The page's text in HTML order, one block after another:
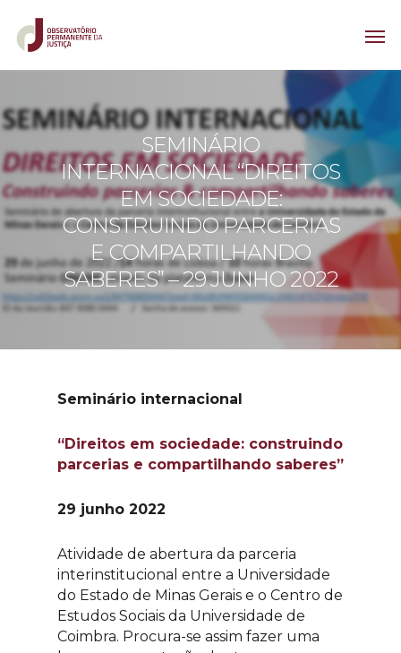
SEMINÁRIO
INTERNACIONAL “DIREITOS
EM SOCIEDADE:
CONSTRUINDO PARCERIAS
E COMPARTILHANDO
SABERES” – 29 JUNHO 2022
Seminário internacional
“Direitos em sociedade: construindo
parcerias e compartilhando saberes”
29 junho 2022
Atividade de abertura da parceria
interinstitucional entre a Universidade
do Estado de Minas Gerais e o Centro de
Estudos Sociais da Universidade de
Coimbra. Procura-se assim fazer uma